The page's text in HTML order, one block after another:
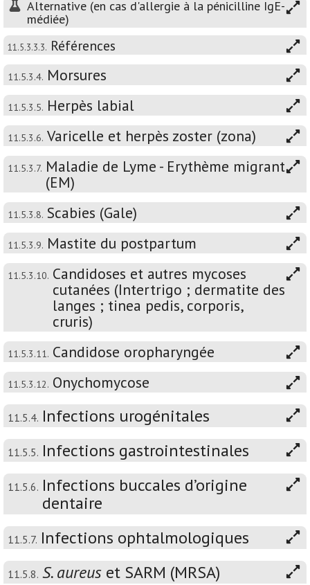
Alternative (en cas d'allergie à la pénicilline IgE-
médiée)
11.5.3.3.3. Références
11.5.3.4. Morsures
11.5.3.5. Herpès labial
11.5.3.6. Varicelle et herpès zoster (zona)
11.5.3.7. Maladie de Lyme - Erythème migrant
(EM)
11.5.3.8. Scabies (Gale)
11.5.3.9. Mastite du postpartum
11.5.3.10. Candidoses et autres mycoses
cutanées (Intertrigo ; dermatite des
langes ; tinea pedis, corporis,
cruris)
11.5.3.11. Candidose oropharyngée
11.5.3.12. Onychomycose
11.5.4. Infections urogénitales
11.5.5. Infections gastrointestinales
11.5.6. Infections buccales d’origine
dentaire
11.5.7. Infections ophtalmologiques
11.5.8. S. aureus et SARM (MRSA)